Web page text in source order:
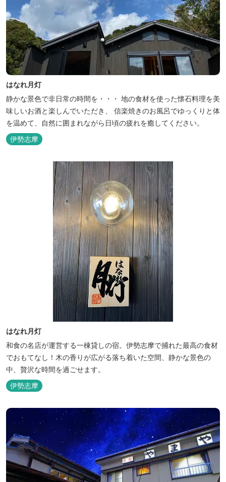
はなれ月灯
静かな景色で非日常の時間を・・・ 地の食材を使った懐石料理を美
味しいお酒と楽しんでいただき、 信楽焼きのお風呂でゆっくりと体
を温めて、自然に囲まれながら日頃の疲れを癒してください。
伊勢志摩
はなれ月灯
和食の名店が運営する一棟貸しの宿。伊勢志摩で捕れた最高の食材
でおもてなし！木の香りが広がる落ち着いた空間、静かな景色の
中、贅沢な時間を過ごせます。
伊勢志摩